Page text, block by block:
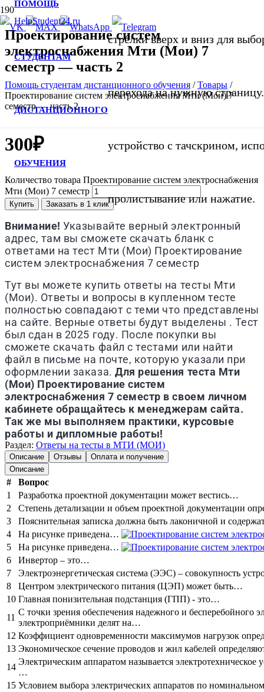
ПОМОЩЬ
СТУДЕНТАМ
ДИСТАНЦИОННОГО
ОБУЧЕНИЯ
стрелки вверх и вниз для
перехода на нужную
устройство с тачскрином,
пролистывание или нажатие.
Проектирование систем
электроснабжения Мти (Мои) 7
семестр — часть 2
Помощь студентам дистанционного обучения /Товары /
Проектирование систем электроснабжения Мти (Мои) 7
семестр — часть 2
300₽
Количество товара Проектирование систем электроснабжения
Мти (Мои) 7 семестр
Купить Заказать в 1 клик
Внимание! Указывайте верный электронный
адрес, там вы сможете скачать бланк с
ответами на тест Мти (Мои) Проектирование
систем электроснабжения 7 семестр
Тут вы можете купить ответы на тесты Мти
(Мои). Ответы и вопросы в купленном тесте
полностью совпадают с теми что представлены
на сайте. Верные ответы будут выделены . Тест
был сдан в 2025 году. После покупки вы
сможете скачать файл с тестами или найти
файл в письме на почте, которую указали при
оформлении заказа.Для решения теста Мти
(Мои) Проектирование систем
электроснабжения 7 семестр в своем личном
кабинете обращайтесь к менеджерам сайта.
Так же мы выполняем практики, курсовые
работы и дипломные работы!
Раздел: Ответы на тесты в МТИ (МОИ)
Описание Отзывы
Оплата и получение
Описание
#
Вопрос
1
Разработка проектной документации может вестись…
2
Степень детализации и объем проектной документации
3
Пояснительная записка должна быть лаконичной и
4
На рисунке приведена…
5
На рисунке приведена…
6
Инвертор – это…
7
Электроэнергетическая система (ЭЭС) – совокупность
8
Центром электрического питания (ЦЭП) может быть…
10 Главная понизительная подстанция (ГПП) - это…
11
С точки зрения обеспечения надежного и бесперебойного
электроприёмники делят на…
12 Коэффициент одновременности максимумов нагрузок
13 Экономическое сечение проводов и жил кабелей
14
Электрическим аппаратом называется электротехническое
…
15 Условием выбора электрических аппаратов по